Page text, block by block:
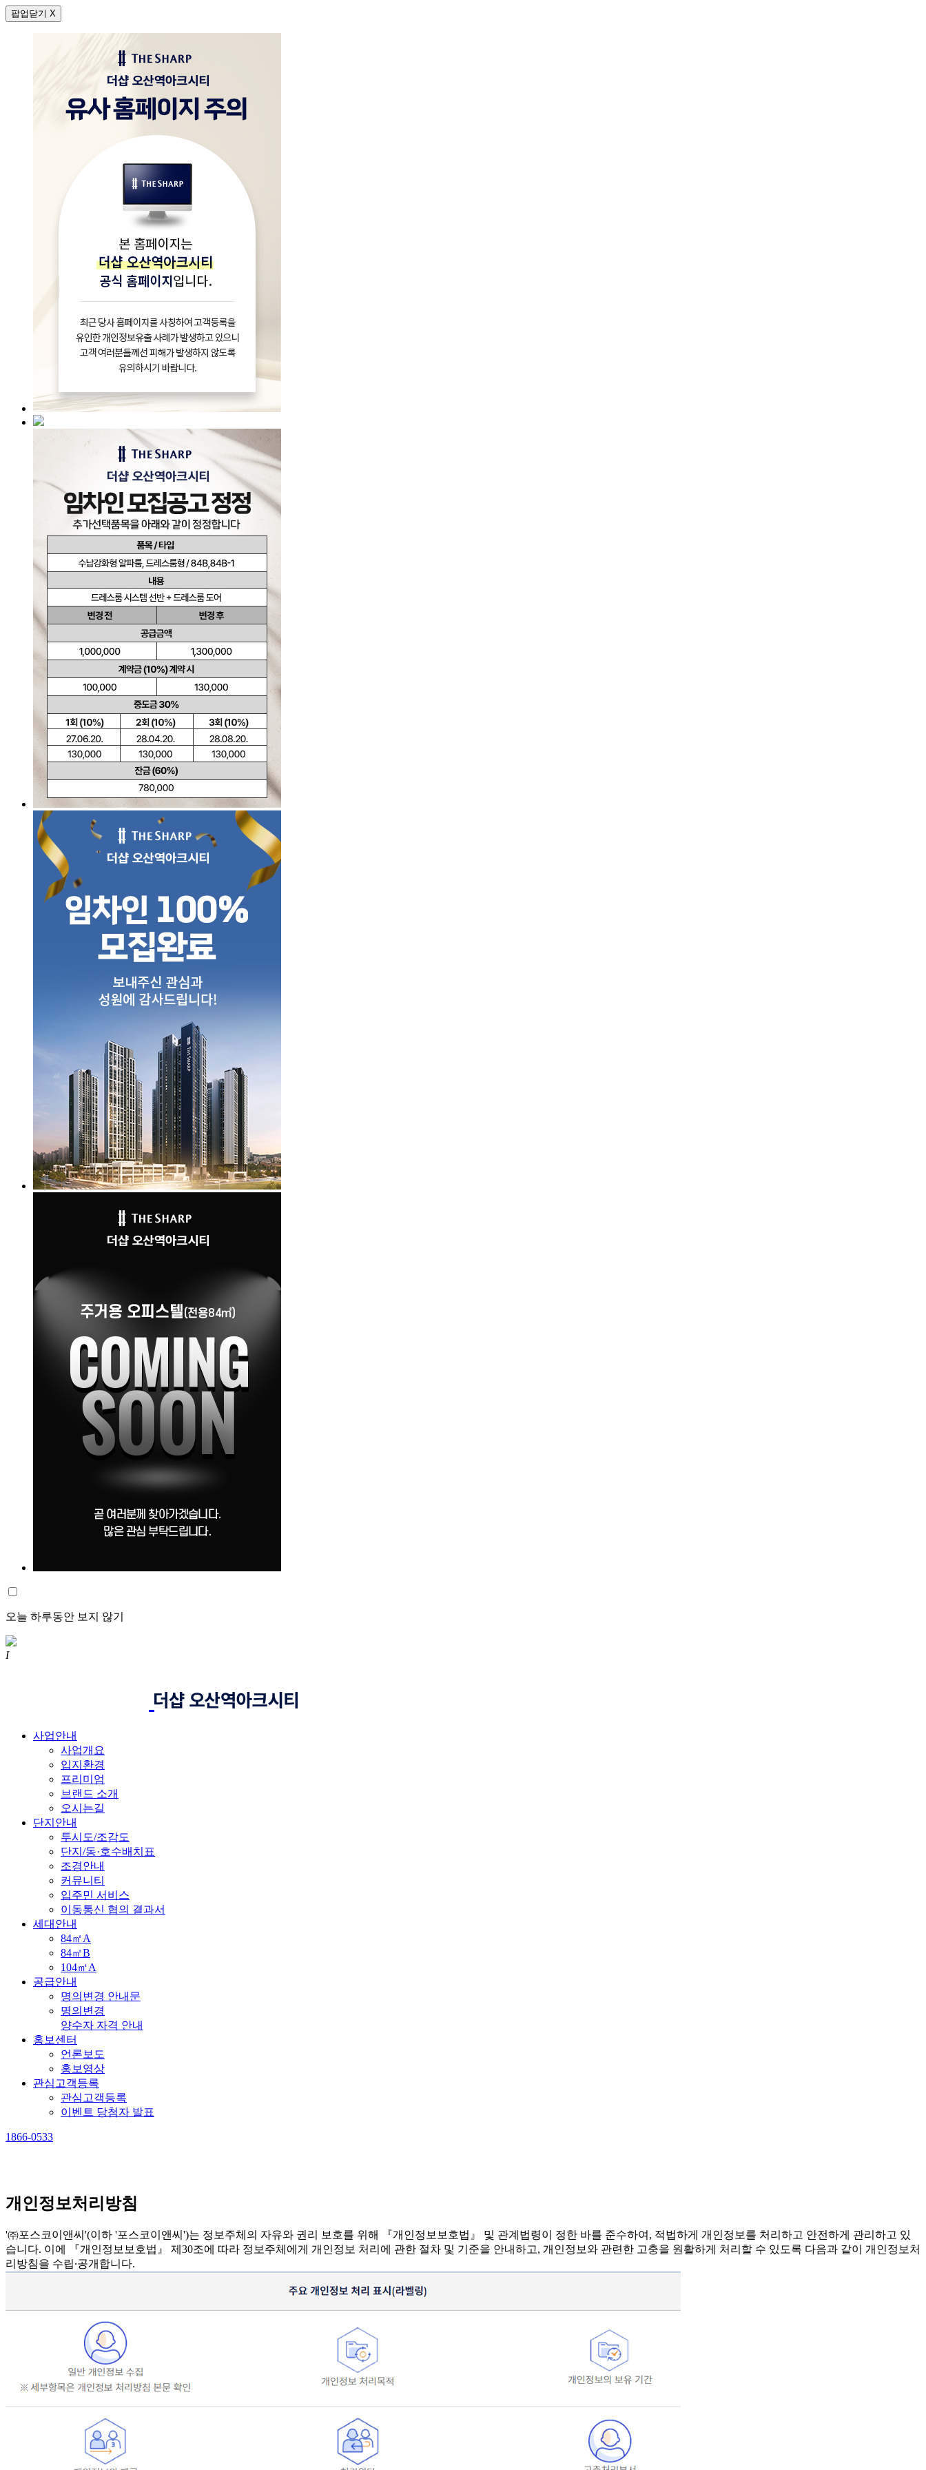
팝업닫기 X
오늘 하루동안 보지 않기
I
사업안내
사업개요
입지환경
프리미엄
브랜드 소개
오시는길
단지안내
투시도/조감도
단지/동·호수배치표
조경안내
커뮤니티
입주민 서비스
이동통신 협의 결과서
세대안내
84㎡A
84㎡B
104㎡A
공급안내
명의변경 안내문
명의변경
양수자 자격 안내
홍보센터
언론보도
홍보영상
관심고객등록
관심고객등록
이벤트 당첨자 발표
1866-0533
개인정보처리방침
'㈜포스코이앤씨'(이하 '포스코이앤씨')는 정보주체의 자유와 권리 보호를 위해 『개인정보보호법』 및 관계법령이 정한 바를 준수하여, 적법하게 개인정보를 처리하고 안전하게 관리하고 있
습니다. 이에 『개인정보보호법』 제30조에 따라 정보주체에게 개인정보 처리에 관한 절차 및 기준을 안내하고, 개인정보와 관련한 고충을 원활하게 처리할 수 있도록 다음과 같이 개인정보처
리방침을 수립∙공개합니다.